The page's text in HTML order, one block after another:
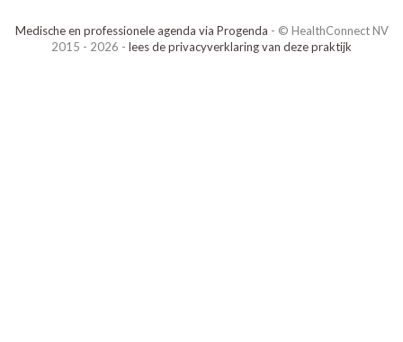
Medische en professionele agenda via Progenda - © HealthConnect NV
2015 - 2026 - lees de privacyverklaring van deze praktijk